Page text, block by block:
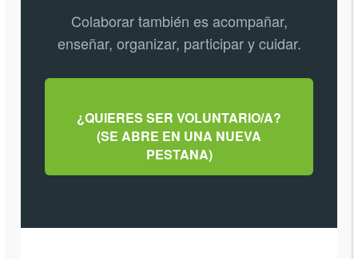
Colaborar también es acompañar,
enseñar, organizar, participar y cuidar.
¿QUIERES SER VOLUNTARIO/A?
(SE ABRE EN UNA NUEVA
PESTANA)